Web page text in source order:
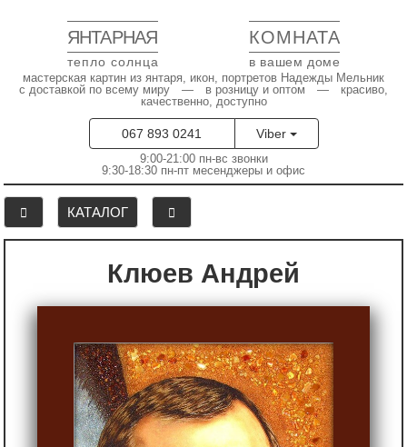
ЯНТАРНАЯ КОМНАТА
тепло солнца в вашем доме
мастерская картин из янтаря, икон, портретов Надежды Мельник
с доставкой по всему миру — в розницу и оптом — красиво,
качественно, доступно
067 893 0241 Viber
9:00-21:00 пн-вс звонки
9:30-18:30 пн-пт месенджеры и офис
КАТАЛОГ
Клюев Андрей